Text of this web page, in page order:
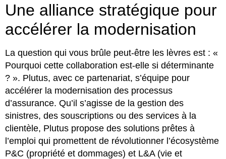
Une alliance stratégique pour
accélérer la modernisation
La question qui vous brûle peut-être les lèvres est : «
Pourquoi cette collaboration est-elle si déterminante
? ». Plutus, avec ce partenariat, s’équipe pour
accélérer la modernisation des processus
d’assurance. Qu’il s’agisse de la gestion des
sinistres, des souscriptions ou des services à la
clientèle, Plutus propose des solutions prêtes à
l’emploi qui promettent de révolutionner l’écosystème
P&C (propriété et dommages) et L&A (vie et